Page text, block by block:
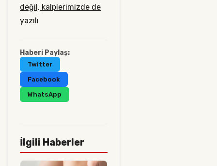
değil, kalplerimizde de
yazılı
Haberi Paylaş:
Twitter
Facebook
WhatsApp
İlgili Haberler